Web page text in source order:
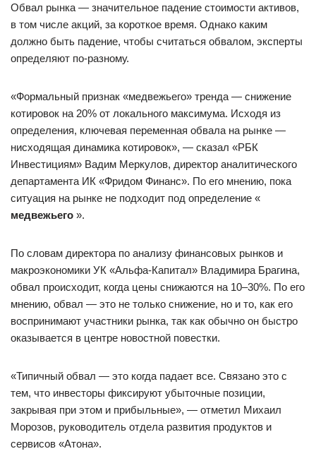
Обвал рынка — значительное падение стоимости активов,
в том числе акций, за короткое время. Однако каким
должно быть падение, чтобы считаться обвалом, эксперты
определяют по-разному.
«Формальный признак «медвежьего» тренда — снижение
котировок на 20% от локального максимума. Исходя из
определения, ключевая переменная обвала на рынке —
нисходящая динамика котировок», — сказал «РБК
Инвестициям» Вадим Меркулов, директор аналитического
департамента ИК «Фридом Финанс». По его мнению, пока
ситуация на рынке не подходит под определение «
медвежьего ».
По словам директора по анализу финансовых рынков и
макроэкономики УК «Альфа-Капитал» Владимира Брагина,
обвал происходит, когда цены снижаются на 10–30%. По его
мнению, обвал — это не только снижение, но и то, как его
воспринимают участники рынка, так как обычно он быстро
оказывается в центре новостной повестки.
«Типичный обвал — это когда падает все. Связано это с
тем, что инвесторы фиксируют убыточные позиции,
закрывая при этом и прибыльные», — отметил Михаил
Морозов, руководитель отдела развития продуктов и
сервисов «Атона».